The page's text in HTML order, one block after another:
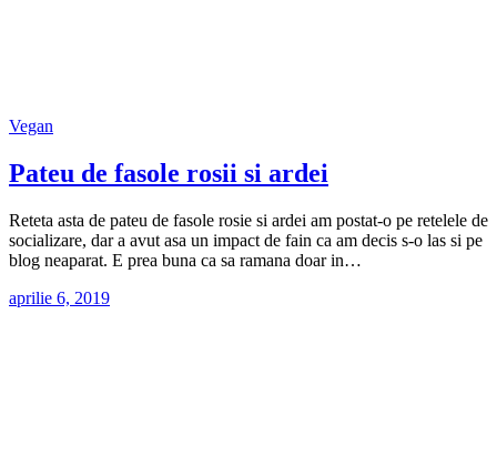
Vegan
Pateu de fasole rosii si ardei
Reteta asta de pateu de fasole rosie si ardei am postat-o pe retelele de
socializare, dar a avut asa un impact de fain ca am decis s-o las si pe
blog neaparat. E prea buna ca sa ramana doar in…
aprilie 6, 2019